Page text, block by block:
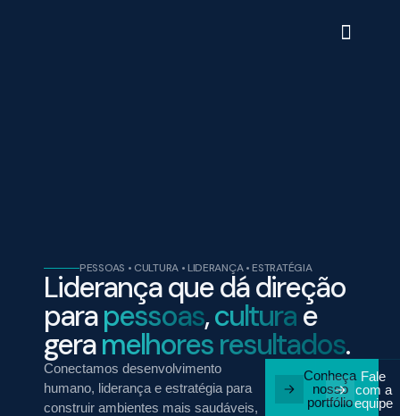
PESSOAS • CULTURA • LIDERANÇA • ESTRATÉGIA
Liderança que dá direção
parapessoas,culturae
geramelhores resultados.
Conectamos desenvolvimento
humano, liderança e estratégia para
construir ambientes mais saudáveis,
Conheça
nosso
portfólio
Fale
com a
equipe